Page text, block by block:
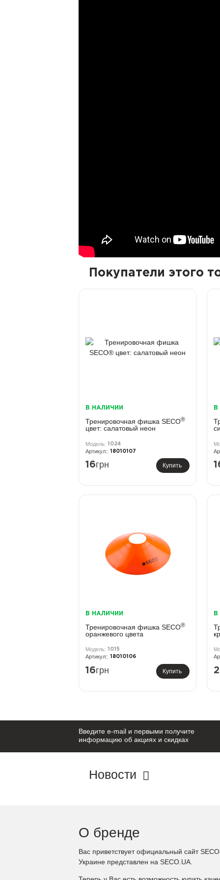
Покупатели этого
В НАЛИЧИИ
Тренировочная фишка SECO®
цвет: салатовый неон
1024
18010107
16грн Купить
В
В НАЛИЧИИ
Тренировочная фишка SECO®
оранжевого цвета
1015
18010106
16грн Купить
В
Введите e-mail и первыми получите
информацию об акциях и скидках
Новости
О бренде
Вас приветствует официальный сайт
Украине представлен на SECO.UA.